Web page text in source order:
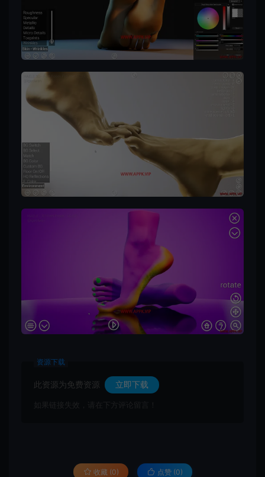
资源下载
此资源为免费资源 立即下载
如果链接失效，请在下方评论留言！
收藏 (0) 点赞 (0)